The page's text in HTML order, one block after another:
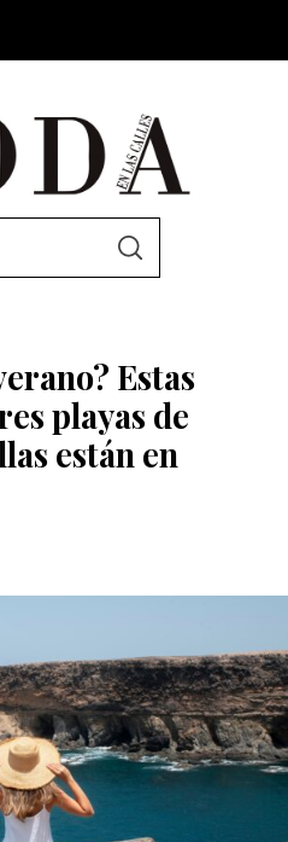
S
Estas
playas de
están en